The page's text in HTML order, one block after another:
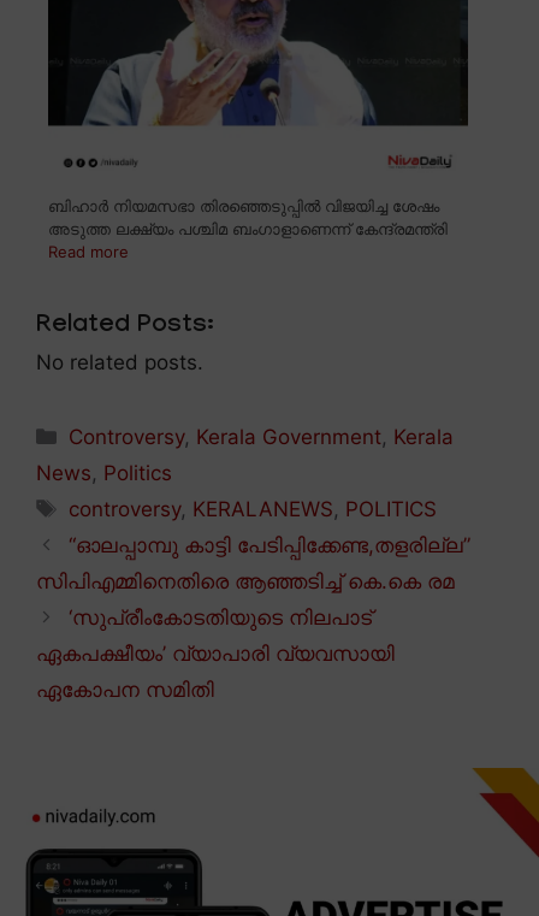
ബിഹാർ നിയമസഭാ തിരഞ്ഞെടുപ്പിൽ വിജയിച്ച ശേഷം
അടുത്ത ലക്ഷ്യം പശ്ചിമ ബംഗാളാണെന്ന് കേന്ദ്രമന്ത്രി
Read more
Related Posts:
No related posts.
Categories
Controversy, Kerala Government, Kerala
News, Politics
Tags
controversy, KERALANEWS, POLITICS
“ഓലപ്പാമ്പു കാട്ടി പേടിപ്പിക്കേണ്ട,തളരില്ല”
സിപിഎമ്മിനെതിരെ ആഞ്ഞടിച്ച് കെ.കെ രമ
‘സുപ്രീംകോടതിയുടെ നിലപാട്
ഏകപക്ഷീയം’ വ്യാപാരി വ്യവസായി
ഏകോപന സമിതി